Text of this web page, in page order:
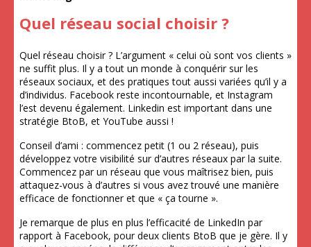
Quel réseau social choisir ?
Quel réseau choisir ? L’argument « celui où sont vos clients »
ne suffit plus. Il y a tout un monde à conquérir sur les
réseaux sociaux, et des pratiques tout aussi variées qu’il y a
d’individus. Facebook reste incontournable, et Instagram
l’est devenu également. Linkedin est important dans une
stratégie BtoB, et YouTube aussi !
Conseil d’ami : commencez petit (1 ou 2 réseau), puis
développez votre visibilité sur d’autres réseaux par la suite.
Commencez par un réseau que vous maîtrisez bien, puis
attaquez-vous à d’autres si vous avez trouvé une manière
efficace de fonctionner et que « ça tourne ».
Je remarque de plus en plus l’efficacité de LinkedIn par
rapport à Facebook, pour deux clients BtoB que je gère. Il y